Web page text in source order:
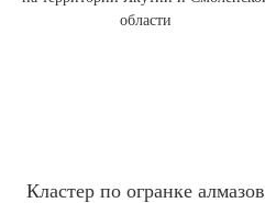
Кластер по огранке алмазов